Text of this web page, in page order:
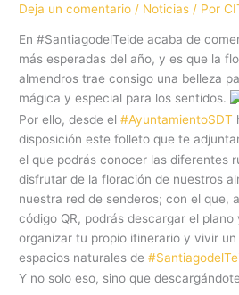
Deja un comentario / Noticias / Por
En #SantiagodelTeide acaba de
más esperadas del año, y es que la
almendros trae consigo una belleza
mágica y especial para los sentidos.
Por ello, desde el#AyuntamientoSDT
disposición este folleto que te
el que podrás conocer las diferentes
disfrutar de la floración de nuestros
nuestra red de senderos; con el que,
código QR, podrás descargar el
organizar tu propio itinerario y vivir
espacios naturales de
Y no solo eso, sino que